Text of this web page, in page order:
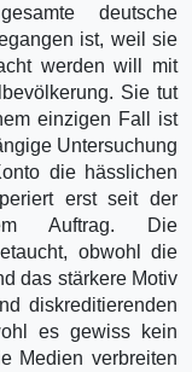
deutsche
ist, weil sie
werden will mit
Sie tut
einzigen Fall ist
Untersuchung
die hässlichen
erst seit der
Auftrag. Die
obwohl die
das stärkere Motiv
diskreditierenden
es gewiss kein
Medien verbreiten